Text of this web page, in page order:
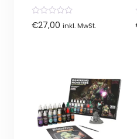
0
von
€27,00 inkl. MwSt.